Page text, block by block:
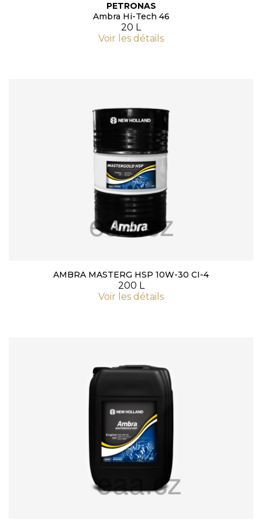
PETRONAS
Ambra Hi-Tech 46
20 L
Voir les détails
AMBRA MASTERG HSP 10W-30 CI-4
200 L
Voir les détails